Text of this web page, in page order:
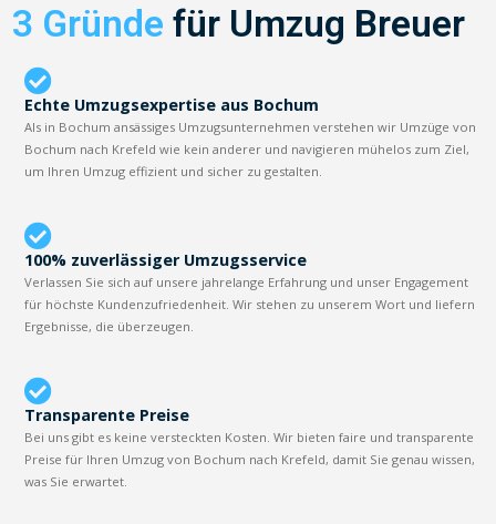
3 Gründe für Umzug Breuer
Echte Umzugsexpertise aus Bochum
Als in Bochum ansässiges Umzugsunternehmen verstehen wir Umzüge von
Bochum nach Krefeld wie kein anderer und navigieren mühelos zum Ziel,
um Ihren Umzug effizient und sicher zu gestalten.
100% zuverlässiger Umzugsservice
Verlassen Sie sich auf unsere jahrelange Erfahrung und unser Engagement
für höchste Kundenzufriedenheit. Wir stehen zu unserem Wort und liefern
Ergebnisse, die überzeugen.
Transparente Preise
Bei uns gibt es keine versteckten Kosten. Wir bieten faire und transparente
Preise für Ihren Umzug von Bochum nach Krefeld, damit Sie genau wissen,
was Sie erwartet.